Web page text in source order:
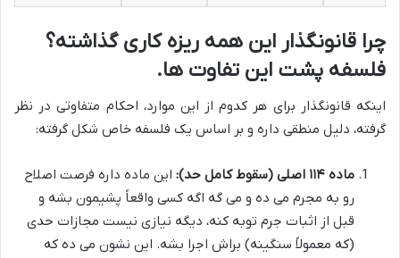
چرا قانونگذار این همه ریزه کاری گذاشته؟
فلسفه پشت این تفاوت ها.
اینکه قانونگذار برای هر کدوم از این موارد، احکام متفاوتی در نظر
گرفته، دلیل منطقی داره و بر اساس یک فلسفه خاص شکل گرفته:
ماده ۱۱۴ اصلی (سقوط کامل حد):
این ماده داره فرصت اصلاح
رو به مجرم می ده و می گه اگه کسی واقعاً پشیمون بشه و
قبل از اثبات جرم توبه کنه، دیگه نیازی نیست مجازات حدی
(که معمولاً سنگینه) براش اجرا بشه. این نشون می ده که